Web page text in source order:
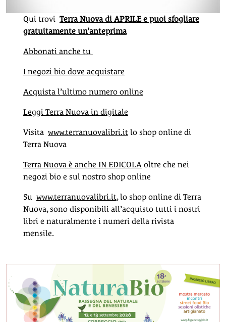
Qui trovi Terra Nuova di APRILE e puoi sfogliare
gratuitamente un’anteprima
Abbonati anche tu
I negozi bio dove acquistare
Acquista l’ultimo numero online
Leggi Terra Nuova in digitale
Visita www.terranuovalibri.itlo shop online di
Terra Nuova
Terra Nuova è anche IN EDICOLAoltre che nei
negozi bio e sul nostro shop online
Su www.terranuovalibri.it, lo shop online di Terra
Nuova, sono disponibili all’acquisto tutti i nostri
libri e naturalmente i numeri della rivista
mensile.